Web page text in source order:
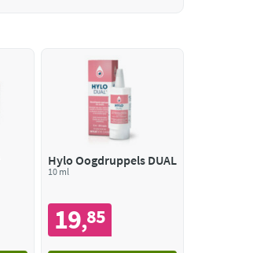
Hylo Oogdruppels DUAL
10 ml
19,85